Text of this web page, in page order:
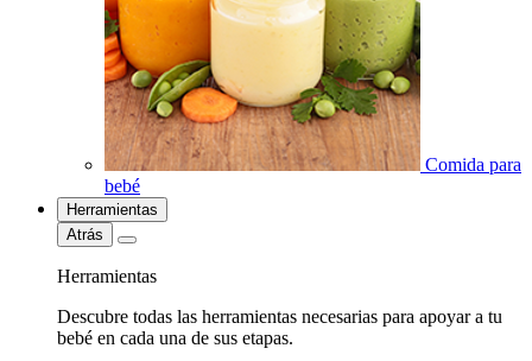
Comida para
bebé
Herramientas
Atrás
Herramientas
Descubre todas las herramientas necesarias para apoyar a tu
bebé en cada una de sus etapas.